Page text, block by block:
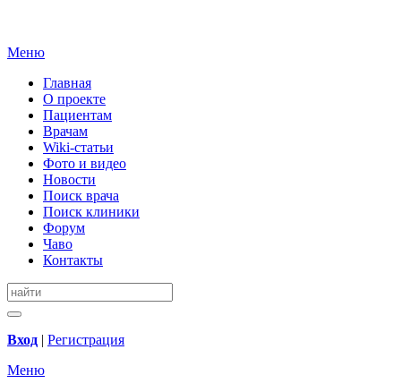
Меню
Главная
О проекте
Пациентам
Врачам
Wiki-статьи
Фото и видео
Новости
Поиск врача
Поиск клиники
Форум
Чаво
Контакты
Вход | Регистрация
Меню